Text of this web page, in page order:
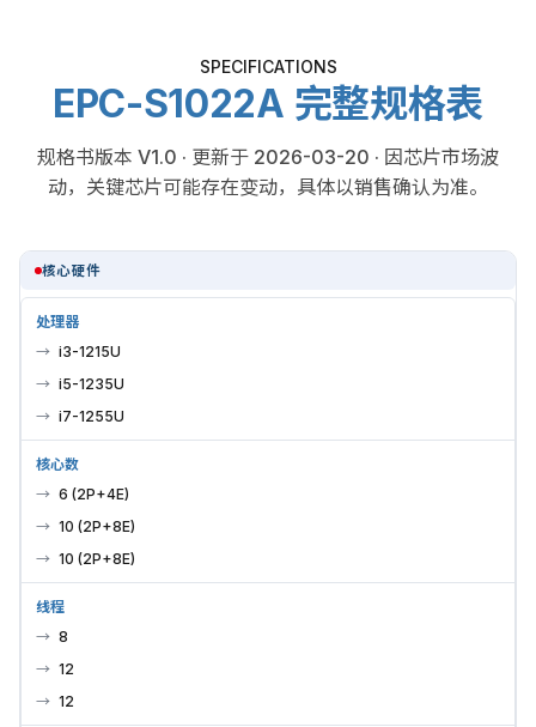
SPECIFICATIONS
EPC-S1022A 完整规格表
规格书版本 V1.0 · 更新于 2026-03-20 · 因芯片市场波
动，关键芯片可能存在变动，具体以销售确认为准。
核心硬件
处理器
i3-1215U
i5-1235U
i7-1255U
核心数
6 (2P+4E)
10 (2P+8E)
10 (2P+8E)
线程
8
12
12